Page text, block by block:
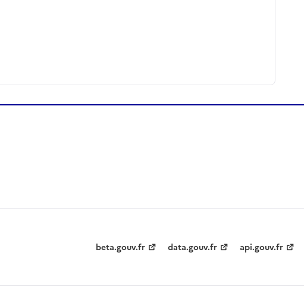
beta.gouv.fr data.gouv.fr api.gouv.fr